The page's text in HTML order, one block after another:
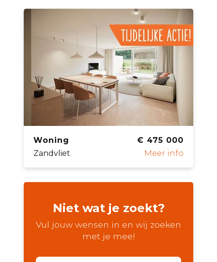
Woning
€ 475 000
Zandvliet
Meer info
Niet wat je zoekt?
Vul jouw wensen in en wij zoeken
met je mee!